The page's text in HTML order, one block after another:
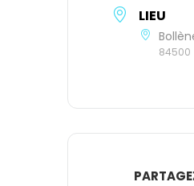
LIEU
84500